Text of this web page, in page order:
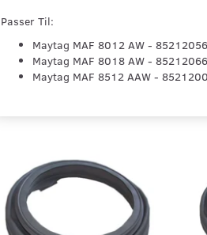
Passer Til:
Maytag MAF 8012 AW -
Maytag MAF 8018 AW -
Maytag MAF 8512 AAW -